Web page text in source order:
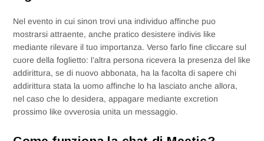
Nel evento in cui sinon trovi una individuo affinche puo
mostrarsi attraente, anche pratico desistere indivis like
mediante rilevare il tuo importanza. Verso farlo fine cliccare sul
cuore della foglietto: l’altra persona ricevera la presenza del like
addirittura, se di nuovo abbonata, ha la facolta di sapere chi
addirittura stata la uomo affinche lo ha lasciato anche allora,
nel caso che lo desidera, appagare mediante excretion
prossimo like ovverosia unita un messaggio.